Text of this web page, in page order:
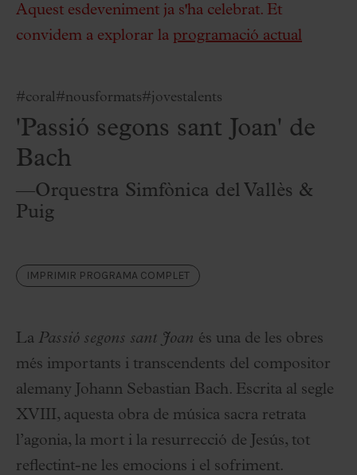
Aquest esdeveniment ja s'ha celebrat. Et
convidem a explorar la programació actual
#coral#nousformats#jovestalents
'Passió segons sant Joan' de
Bach
—Orquestra Simfònica del Vallès &
Puig
IMPRIMIR PROGRAMA COMPLET
La Passió segons sant Joan és una de les obres
més importants i transcendents del compositor
alemany Johann Sebastian Bach. Escrita al segle
XVIII, aquesta obra de música sacra retrata
l’agonia, la mort i la resurrecció de Jesús, tot
reflectint-ne les emocions i el sofriment.